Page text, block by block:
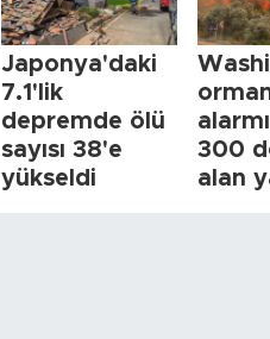
Japonya'daki
7.1'lik
depremde ölü
sayısı 38'e
yükseldi
300
alan